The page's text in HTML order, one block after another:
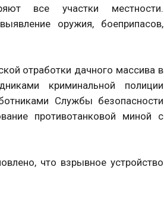
все участки местности.
оружия, боеприпасов,
отработки дачного массива в
криминальной полиции
Службы безопасности
противотанковой миной с
что взрывное устройство